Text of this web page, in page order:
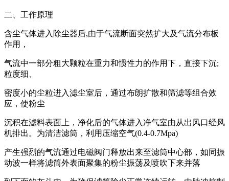
二、工作原理
含尘气体进入除尘器后,由于气流断面突然扩大及气流分布板
作用，
气流中一部分粗大颗粒在重力和惯性力的作用下，直接下沉;
粒度细、
密度小的尘粒进入滤尘室后，通过布朗扩散和筛滤等组合效
应，使粉尘
沉积在滤料表面上，净化后的气体进入净气室由从出风口经风
机排出。为清洁滤筒，利用压缩空气(0.4-0.7Mpa)
产生强烈的气流通过电磁阀门释放出来至滤筒中心部，如同振
动波一样将滤筒外表面聚集的粉尘振荡及喷吹下来并落